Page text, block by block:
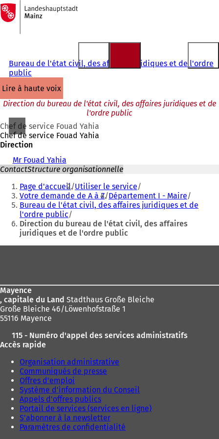
Accéder au contenu
Vers
la
page
d'accueil
Bureau de l'état civil, des affaires juridiques et de l'ordre
public
lire à haute voix
Direction du bureau de l'état civil, des affaires juridiques et de
l'ordre public
Chef de service Fouad Yahia
Chef de service Fouad Yahia
Direction
Mr Fouad Yahia
ContactStructure organisationnelle
Vous
êtes
ici
Page d'accueil Utiliser le service
Votre demande de A à Z Département I - Maire
Bureau de l'état civil, des affaires juridiques et de
l'ordre public
Direction du bureau de l'état civil, des affaires
juridiques et de l'ordre public
Mayence
, capitale du Land Stadthaus Große Bleiche
Große Bleiche 46/Löwenhofstraße 1
55116 Mayence
115 - Numéro d'appel des services administratifs
Accès rapide
Organisation administrative
Communiqués de presse
Offres d'emploi
Système d'information du Conseil
Appels d'offres publics
Portail de services (services en ligne)
S'abonner à la newsletter
Paramètres de confidentialité